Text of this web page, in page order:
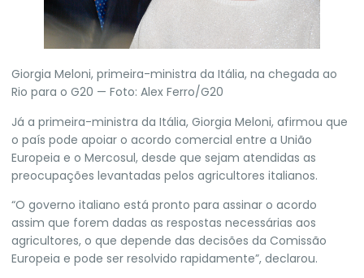
Giorgia Meloni, primeira-ministra da Itália, na chegada ao
Rio para o G20 — Foto: Alex Ferro/G20
Já a primeira-ministra da Itália, Giorgia Meloni, afirmou que
o país pode apoiar o acordo comercial entre a União
Europeia e o Mercosul, desde que sejam atendidas as
preocupações levantadas pelos agricultores italianos.
“O governo italiano está pronto para assinar o acordo
assim que forem dadas as respostas necessárias aos
agricultores, o que depende das decisões da Comissão
Europeia e pode ser resolvido rapidamente”, declarou.